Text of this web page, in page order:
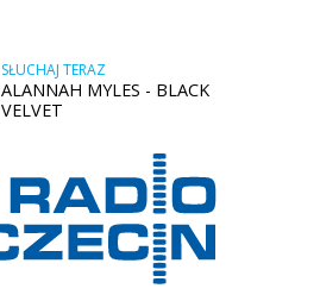
SŁUCHAJ TERAZ
ALANNAH MYLES - BLACK
VELVET